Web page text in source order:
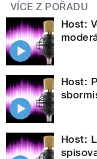
VÍCE Z POŘADU
Host:
Host:
Host: